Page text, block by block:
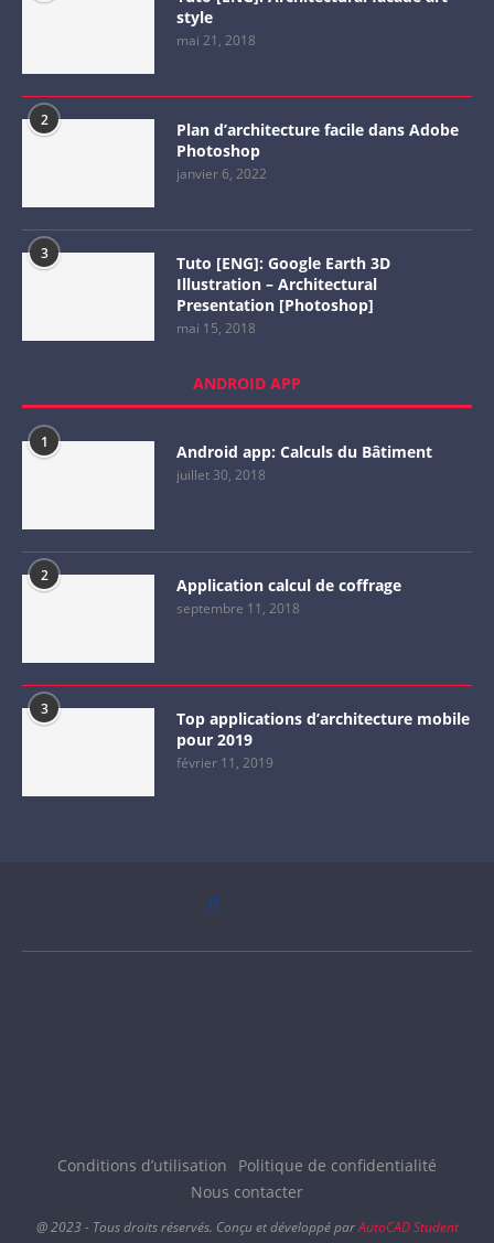
style
mai 21, 2018
2
Plan d’architecture facile dans Adobe
Photoshop
janvier 6, 2022
3
Tuto [ENG]: Google Earth 3D
Illustration – Architectural
Presentation [Photoshop]
mai 15, 2018
ANDROID APP
1 Android app: Calculs du Bâtiment
juillet 30, 2018
2 Application calcul de coffrage
septembre 11, 2018
3
Top applications d’architecture mobile
pour 2019
février 11, 2019
Conditions d’utilisation
Politique de confidentialité
Nous contacter
@ 2023 - Tous droits réservés. Conçu et développé parAutoCAD Student